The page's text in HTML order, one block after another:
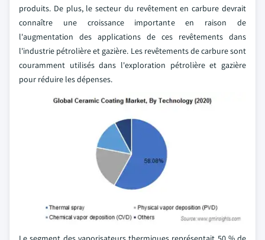
produits. De plus, le secteur du revêtement en carbure devrait
connaître une croissance importante en raison de
l'augmentation des applications de ces revêtements dans
l'industrie pétrolière et gazière. Les revêtements de carbure sont
couramment utilisés dans l'exploration pétrolière et gazière
pour réduire les dépenses.